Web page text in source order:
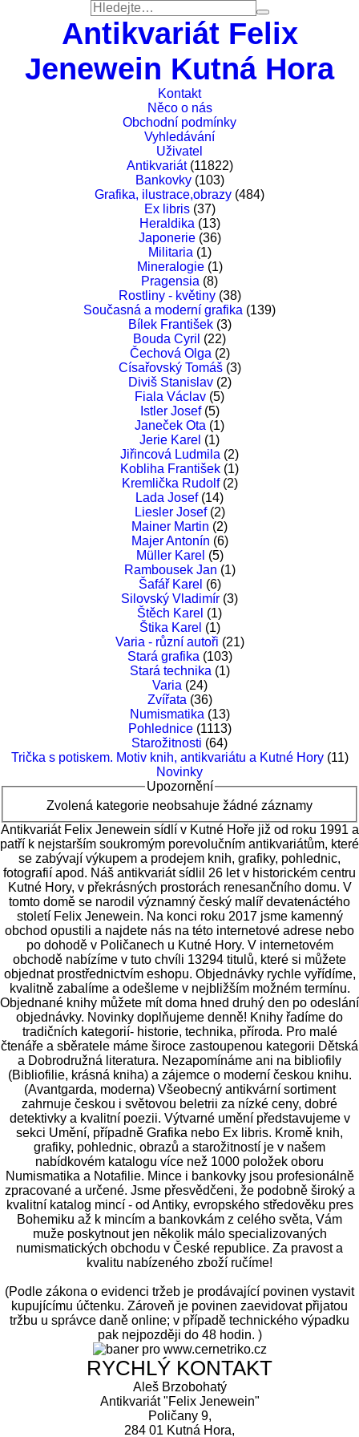
Antikvariát Felix
Jenewein Kutná Hora
Kontakt
Něco o nás
Obchodní podmínky
Vyhledávání
Uživatel
Antikvariát(11822)
Bankovky(103)
Grafika, ilustrace,obrazy (484)
Ex libris(37)
Heraldika (13)
Japonerie(36)
Militaria (1)
Mineralogie(1)
Pragensia (8)
Rostliny - květiny(38)
Současná a moderní grafika (139)
Bílek František(3)
Bouda Cyril (22)
Čechová Olga (2)
Císařovský Tomáš(3)
Diviš Stanislav(2)
Fiala Václav (5)
Istler Josef(5)
Janeček Ota (1)
Jerie Karel (1)
Jiřincová Ludmila (2)
Kobliha František (1)
Kremlička Rudolf(2)
Lada Josef(14)
Liesler Josef(2)
Mainer Martin (2)
Majer Antonín (6)
Müller Karel (5)
Rambousek Jan (1)
Šafář Karel (6)
Silovský Vladimír (3)
Štěch Karel (1)
Štika Karel (1)
Varia - různí autoři (21)
Stará grafika (103)
Stará technika (1)
Varia (24)
Zvířata (36)
Numismatika (13)
Pohlednice(1113)
Starožitnosti (64)
Trička s potiskem. Motiv knih, antikvariátu a Kutné Hory(11)
Novinky
Upozornění
Zvolená kategorie neobsahuje žádné záznamy
Antikvariát Felix Jenewein sídlí v Kutné Hoře již od roku 1991 a
patří k nejstarším soukromým porevolučním antikvariátům, které
se zabývají výkupem a prodejem knih, grafiky, pohlednic,
fotografií apod. Náš antikvariát sídlil 26 let v historickém centru
Kutné Hory, v překrásných prostorách renesančního domu. V
tomto domě se narodil významný český malíř devatenáctého
století Felix Jenewein. Na konci roku 2017 jsme kamenný
obchod opustili a najdete nás na této internetové adrese nebo
po dohodě v Poličanech u Kutné Hory. V internetovém
obchodě nabízíme v tuto chvíli 13294 titulů, které si můžete
objednat prostřednictvím eshopu. Objednávky rychle vyřídíme,
kvalitně zabalíme a odešleme v nejbližším možném termínu.
Objednané knihy můžete mít doma hned druhý den po odeslání
objednávky. Novinky doplňujeme denně! Knihy řadíme do
tradičních kategorií- historie, technika, příroda. Pro malé
čtenáře a sběratele máme široce zastoupenou kategorii Dětská
a Dobrodružná literatura. Nezapomínáme ani na bibliofily
(Bibliofilie, krásná kniha) a zájemce o moderní českou knihu.
(Avantgarda, moderna) Všeobecný antikvární sortiment
zahrnuje českou i světovou beletrii za nízké ceny, dobré
detektivky a kvalitní poezii. Výtvarné umění představujeme v
sekci Umění, případně Grafika nebo Ex libris. Kromě knih,
grafiky, pohlednic, obrazů a starožitností je v našem
nabídkovém katalogu více než 1000 položek oboru
Numismatika a Notafilie. Mince i bankovky jsou profesionálně
zpracované a určené. Jsme přesvědčeni, že podobně široký a
kvalitní katalog mincí - od Antiky, evropského středověku pres
Bohemiku až k mincím a bankovkám z celého světa, Vám
muže poskytnout jen několik málo specializovaných
numismatických obchodu v České republice. Za pravost a
kvalitu nabízeného zboží ručíme!
(Podle zákona o evidenci tržeb je prodávající povinen vystavit
kupujícímu účtenku. Zároveň je povinen zaevidovat přijatou
tržbu u správce daně online; v případě technického výpadku
pak nejpozději do 48 hodin. )
RYCHLÝ KONTAKT
Aleš Brzobohatý
Antikvariát "Felix Jenewein"
Poličany 9,
284 01 Kutná Hora,